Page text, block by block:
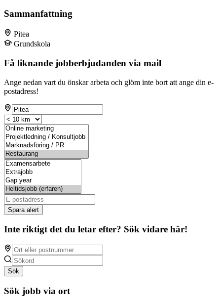
Sammanfattning
Pitea
Grundskola
Få liknande jobberbjudanden via mail
Ange nedan vart du önskar arbeta och glöm inte bort att ange din e-
postadress!
Spara alert
Inte riktigt det du letar efter? Sök vidare här!
Sök
Sök jobb via ort